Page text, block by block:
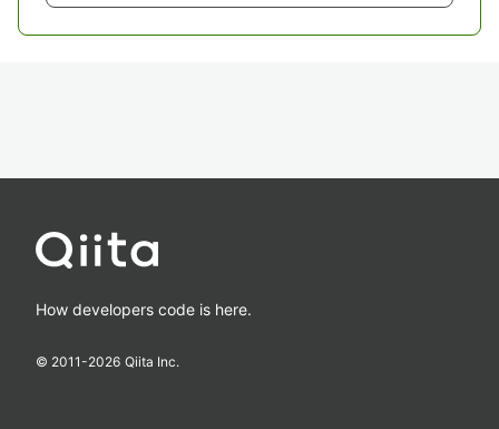
How developers code is here.
© 2011-2026 Qiita Inc.